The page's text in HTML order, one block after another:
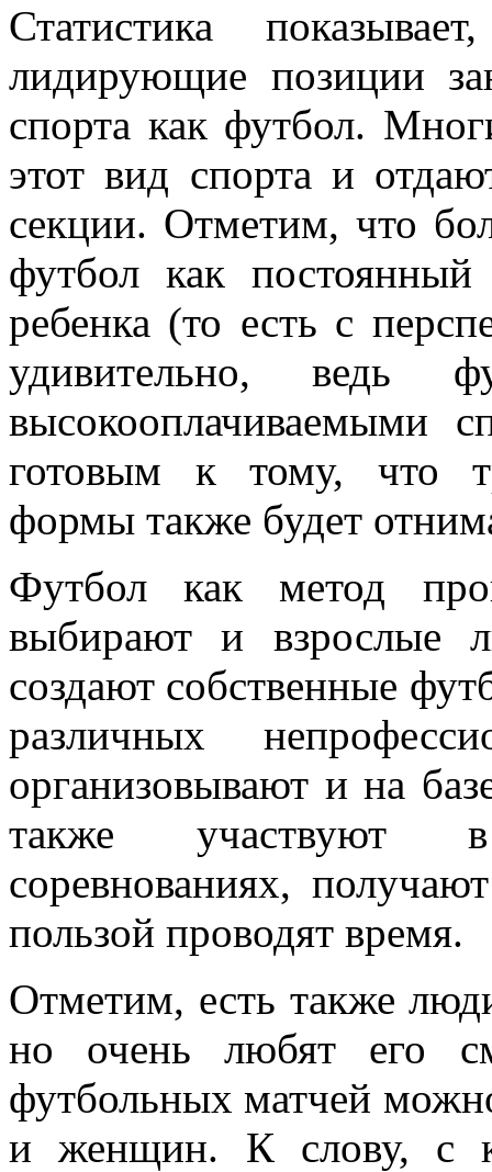
Статистика
лидирующие позиции
спорта как футбол.
этот вид спорта и
секции. Отметим, что
футбол как постоянный
ребенка (то есть с
удивительно, ведь
высокооплачиваемыми
готовым к тому, что
формы также будет
Футбол как метод
выбирают и взрослые
создают собственные
различных
организовывают и на
также участвуют
соревнованиях,
пользой проводят время.
Отметим, есть также
но очень любят его
футбольных матчей
и женщин. К слову, с